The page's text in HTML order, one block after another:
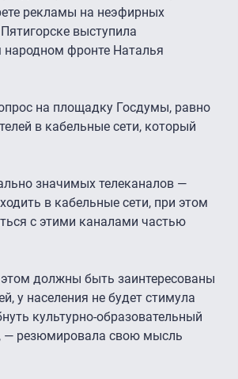
рекламы на неэфирных
выступила
фронте Наталья
на площадку Госдумы, равно
в кабельные сети, который
значимых телеканалов —
в кабельные сети, при этом
с этими каналами частью
должны быть заинтересованы
у населения не будет стимула
культурно-образовательный
— резюмировала свою мысль